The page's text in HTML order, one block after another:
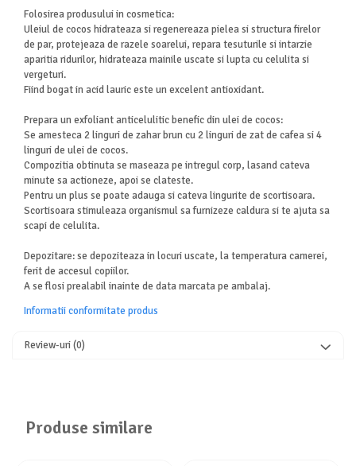
Folosirea produsului in cosmetica:
Uleiul de cocos hidrateaza si regenereaza pielea si structura firelor
de par, protejeaza de razele soarelui, repara tesuturile si intarzie
aparitia ridurilor, hidrateaza mainile uscate si lupta cu celulita si
vergeturi.
Fiind bogat in acid lauric este un excelent antioxidant.
Prepara un exfoliant anticelulitic benefic din ulei de cocos:
Se amesteca 2 linguri de zahar brun cu 2 linguri de zat de cafea si 4
linguri de ulei de cocos.
Compozitia obtinuta se maseaza pe intregul corp, lasand cateva
minute sa actioneze, apoi se clateste.
Pentru un plus se poate adauga si cateva lingurite de scortisoara.
Scortisoara stimuleaza organismul sa furnizeze caldura si te ajuta sa
scapi de celulita.
Depozitare: se depoziteaza in locuri uscate, la temperatura camerei,
ferit de accesul copiilor.
A se flosi prealabil inainte de data marcata pe ambalaj.
Informatii conformitate produs
Review-uri(0)
Produse similare